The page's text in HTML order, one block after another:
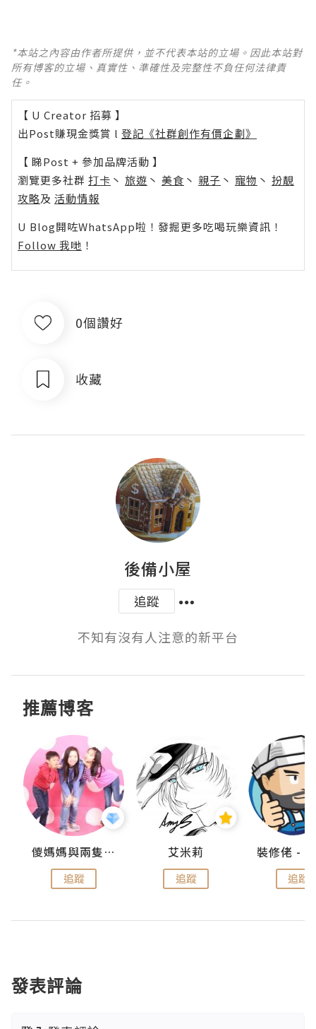
*本站之內容由作者所提供，並不代表本站的立場。因此本站對
所有博客的立場、真實性、準確性及完整性不負任何法律責
任。
【 U Creator 招募 】
出Post賺現金獎賞 l 登記《社群創作有價企劃》
【 睇Post + 參加品牌活動 】
瀏覽更多社群 打卡 丶 旅遊 丶 美食 丶 親子 丶 寵物 丶 扮靚
攻略及 活動情報
U Blog開咗WhatsApp啦！發掘更多吃喝玩樂資訊！
Follow 我哋 ！
0個讚好
收藏
後備小屋
追蹤
不知有沒有人注意的新平台
推薦博客
儍媽媽與兩隻小魔怪之家
追蹤
艾米莉
追蹤 追蹤
發表評論